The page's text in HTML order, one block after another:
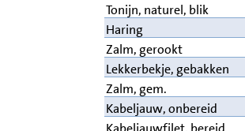
Tonijn, naturel, blik
Haring
Zalm, gerookt
Lekkerbekje, gebakken
Zalm, gem.
Kabeljauw, onbereid